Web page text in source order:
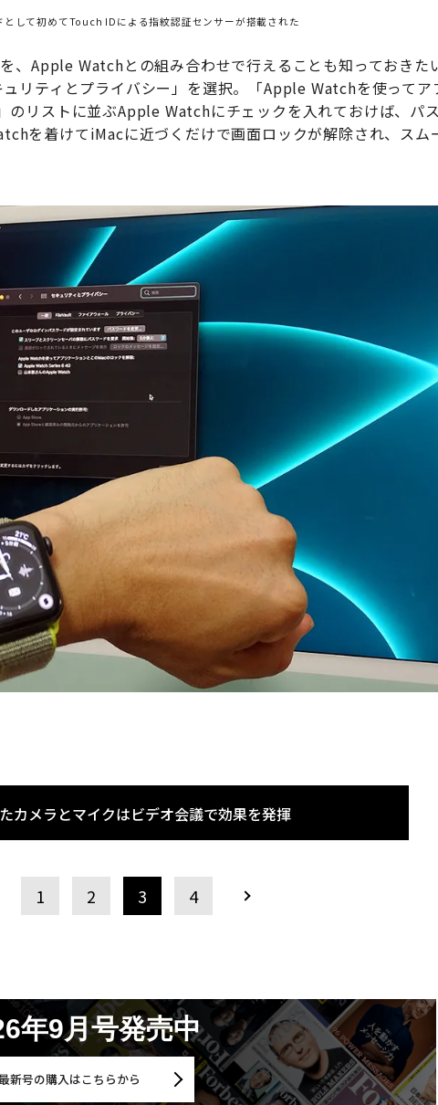
して初めてTouch IDによる指紋認証センサーが搭載された
、Apple Watchとの組み合わせで行えることも知っておきた
リティとプライバシー」を選択。「Apple Watchを使ってア
のリストに並ぶApple Watchにチェックを入れておけば、パ
を着けてiMacに近づくだけで画面ロックが解除され、スム
カメラとマイクはビデオ会議で効果を発揮
1 2 3 4
年9月号発売中
新号の購入はこちらから